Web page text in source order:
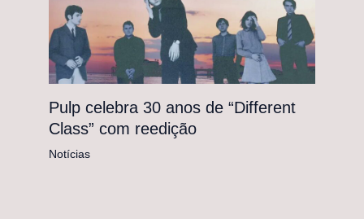
Pulp celebra 30 anos de “Different
Class” com reedição
Notícias